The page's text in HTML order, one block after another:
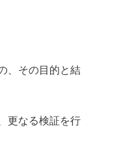
、その目的と結
更なる検証を行